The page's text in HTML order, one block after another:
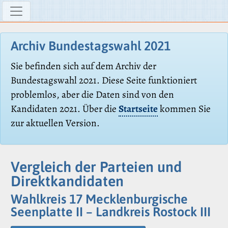
Archiv Bundestagswahl 2021
Sie befinden sich auf dem Archiv der
Bundestagswahl 2021. Diese Seite funktioniert
problemlos, aber die Daten sind von den
Kandidaten 2021. Über dieStartseitekommen Sie
zur aktuellen Version.
Vergleich der Parteien und
Direktkandidaten
Wahlkreis 17 Mecklenburgische
Seenplatte II – Landkreis Rostock III